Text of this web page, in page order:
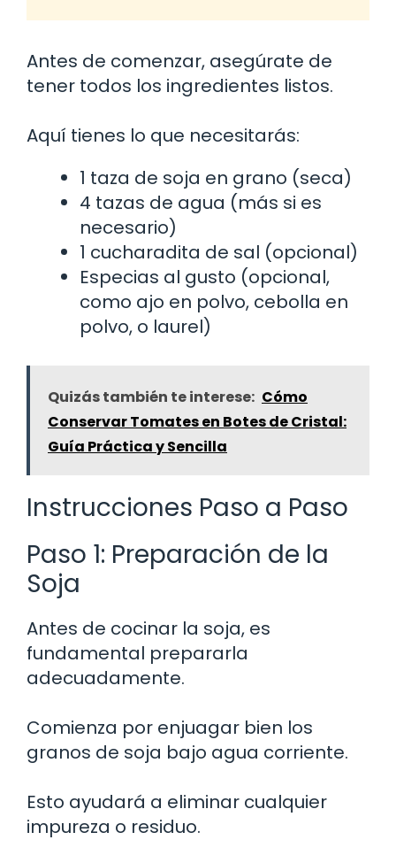
Antes de comenzar, asegúrate de
tener todos los ingredientes listos.
Aquí tienes lo que necesitarás:
1 taza de soja en grano (seca)
4 tazas de agua (más si es
necesario)
1 cucharadita de sal (opcional)
Especias al gusto (opcional,
como ajo en polvo, cebolla en
polvo, o laurel)
Quizás también te interese: Cómo
Conservar Tomates en Botes de Cristal:
Guía Práctica y Sencilla
Instrucciones Paso a Paso
Paso 1: Preparación de la
Soja
Antes de cocinar la soja, es
fundamental prepararla
adecuadamente.
Comienza por enjuagar bien los
granos de soja bajo agua corriente.
Esto ayudará a eliminar cualquier
impureza o residuo.